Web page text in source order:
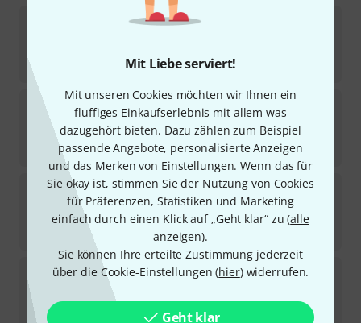
Mit Liebe serviert!
Mit unseren Cookies möchten wir Ihnen ein
fluffiges Einkaufserlebnis mit allem was
dazugehört bieten. Dazu zählen zum Beispiel
passende Angebote, personalisierte Anzeigen
und das Merken von Einstellungen. Wenn das für
Sie okay ist, stimmen Sie der Nutzung von Cookies
für Präferenzen, Statistiken und Marketing
einfach durch einen Klick auf „Geht klar“ zu (alle
anzeigen).
Sie können Ihre erteilte Zustimmung jederzeit
über die Cookie-Einstellungen (hier) widerrufen.
Geht klar
Dragonfly Percussion
Dragonfly PercussionCYBB Triangle Beater
Sofort lieferbar
46 €
Dragonfly Percussionmicro wand RBI-MW
2
Sofort lieferbar
Dragonfly Percussion58B Glockenspiel Mallet
Sofort lieferbar